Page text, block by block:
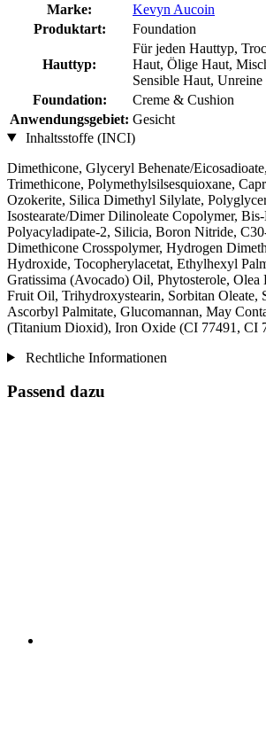
Marke:
Kevyn Aucoin
Produktart:
Foundation
Hauttyp:
Für jeden Hauttyp,
Haut, Ölige Haut,
Sensible Haut,
Foundation:
Creme & Cushion
Anwendungsgebiet: Gesicht
Inhaltsstoffe (INCI)
Dimethicone, Glyceryl Behenate/
Trimethicone, Polymethylsilsesquioxane,
Ozokerite, Silica Dimethyl Silylate,
Isostearate/Dimer Dilinoleate Copolymer,
Polyacyladipate-2, Silicia, Boron Nitride,
Dimethicone Crosspolymer, Hydrogen
Hydroxide, Tocopherylacetat, Ethylhexyl
Gratissima (Avocado) Oil, Phytosterole, Olea
Fruit Oil, Trihydroxystearin, Sorbitan Oleate,
Ascorbyl Palmitate, Glucomannan, May
(Titanium Dioxid), Iron Oxide (CI 77491, CI
Rechtliche Informationen
Passend dazu